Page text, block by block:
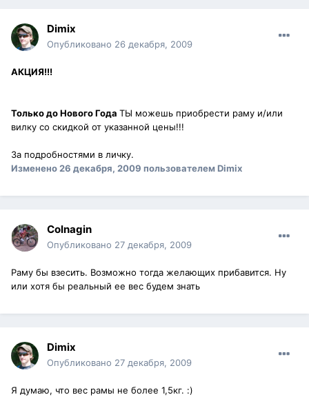
Dimix
Опубликовано 26 декабря, 2009
АКЦИЯ!!!
Только до Нового Года ТЫ можешь приобрести раму и/или
вилку со скидкой от указанной цены!!!
За подробностями в личку.
Изменено26 декабря, 2009 пользователем Dimix
Colnagin
Опубликовано 27 декабря, 2009
Раму бы взесить. Возможно тогда желающих прибавится. Ну
или хотя бы реальный ее вес будем знать
Dimix
Опубликовано 27 декабря, 2009
Я думаю, что вес рамы не более 1,5кг. :)